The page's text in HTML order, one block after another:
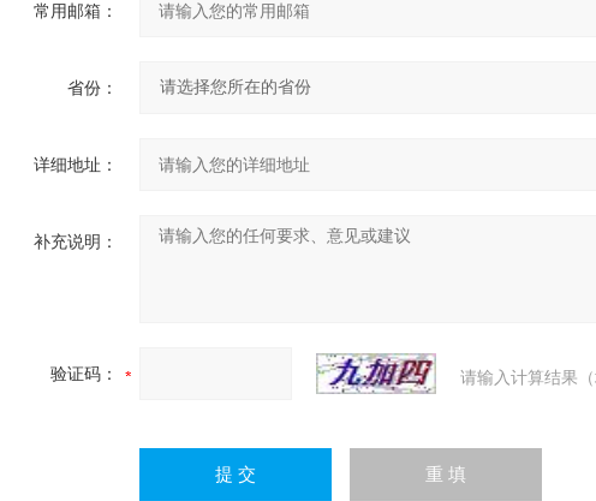
常用邮箱：
省份：
详细地址：
补充说明：
验证码： 请输入计算结果